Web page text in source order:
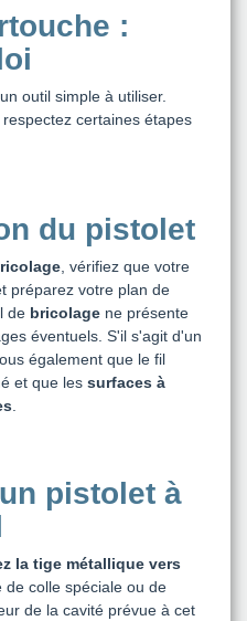
:
outil simple à utiliser.
certaines étapes
du pistolet
, vérifiez que votre
préparez votre plan de
de bricolage ne présente
éventuels. S'il s'agit d'un
également que le fil
et que les surfaces à
pistolet à
la tige métallique vers
de colle spéciale ou de
de la cavité prévue à cet